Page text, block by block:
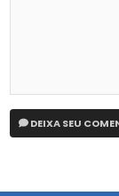
DEIXA SEU